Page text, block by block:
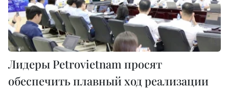
Лидеры Petrovietnam просят
обеспечить плавный ход реализации